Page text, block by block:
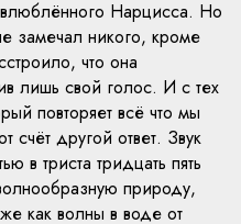
Нарцисса. Но
замечал никого, кроме
что она
лишь свой голос. И с тех
повторяет всё что мы
счёт другой ответ. Звук
в триста тридцать пять
природу,
как волны в воде от